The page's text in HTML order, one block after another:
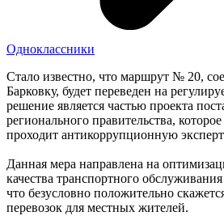
Одноклассники
Стало известно, что маршрут № 20,
Барковку, будет переведен на
решение является частью проекта
регионального правительства,
проходит антикоррупционную
Данная мера направлена на
качества транспортного
что безусловно положительно
перевозок для местных жителей.